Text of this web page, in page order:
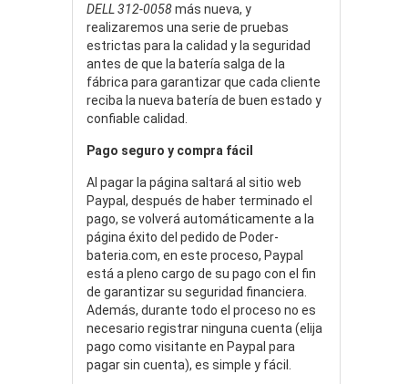
DELL 312-0058más nueva, y
realizaremos una serie de pruebas
estrictas para la calidad y la seguridad
antes de que la batería salga de la
fábrica para garantizar que cada cliente
reciba la nueva batería de buen estado y
confiable calidad.
Pago seguro y compra fácil
Al pagar la página saltará al sitio web
Paypal, después de haber terminado el
pago, se volverá automáticamente a la
página éxito del pedido de Poder-
bateria.com, en este proceso, Paypal
está a pleno cargo de su pago con el fin
de garantizar su seguridad financiera.
Además, durante todo el proceso no es
necesario registrar ninguna cuenta (elija
pago como visitante en Paypal para
pagar sin cuenta), es simple y fácil.